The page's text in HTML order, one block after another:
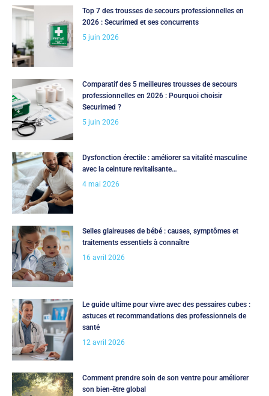
Top 7 des trousses de secours professionnelles en
2026 : Securimed et ses concurrents
5 juin 2026
Comparatif des 5 meilleures trousses de secours
professionnelles en 2026 : Pourquoi choisir
Securimed ?
5 juin 2026
Dysfonction érectile : améliorer sa vitalité masculine
avec la ceinture revitalisante…
4 mai 2026
Selles glaireuses de bébé : causes, symptômes et
traitements essentiels à connaître
16 avril 2026
Le guide ultime pour vivre avec des pessaires cubes :
astuces et recommandations des professionnels de
santé
12 avril 2026
Comment prendre soin de son ventre pour améliorer
son bien-être global